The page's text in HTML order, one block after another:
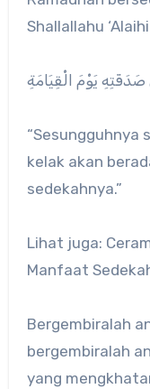
Shallallahu
يَوْمَ الْقِيَامَةِ
“Sesungguhnya
kelak akan
sedekahnya.”
Lihat juga:
Manfaat
Bergembiralah
bergembiralah
yang